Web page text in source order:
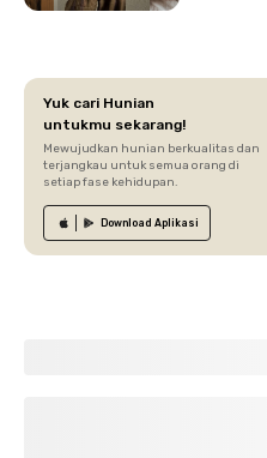
Yuk cari Hunian
untukmu sekarang!
Mewujudkan hunian berkualitas dan
terjangkau untuk semua orang di
setiap fase kehidupan.
Download Aplikasi